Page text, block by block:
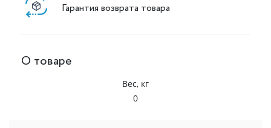
Гарантия возврата товара
О товаре
Вес, кг
0